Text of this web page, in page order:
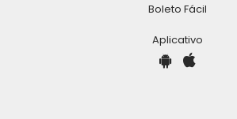
Boleto Fácil
Aplicativo